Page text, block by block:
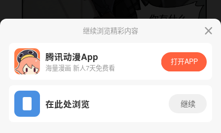
App免费看
下一话 腾漫App免费看
继续浏览精彩内容
腾讯动漫App
海量漫画 新人7天免费看
打开APP
在此处浏览 继续